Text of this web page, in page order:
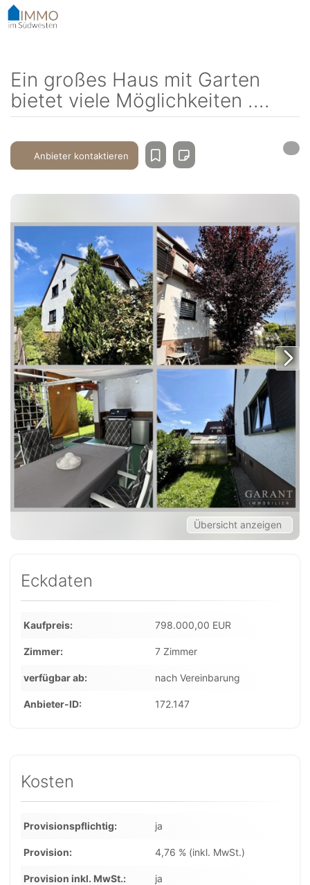
Accessibility-
Modus
zum
Inhalt
Ein großes Haus mit Garten
bietet viele Möglichkeiten ....
Anbieter kontaktieren
Übersicht anzeigen
Eckdaten
Kaufpreis 798.000,00 EUR
Zimmer 7 Zimmer
verfügbar ab nach Vereinbarung
Anbieter-ID 172.147
Kosten
Provisionspflichtig ja
Provision 4,76 % (inkl. MwSt.)
Provision inkl. MwSt. ja